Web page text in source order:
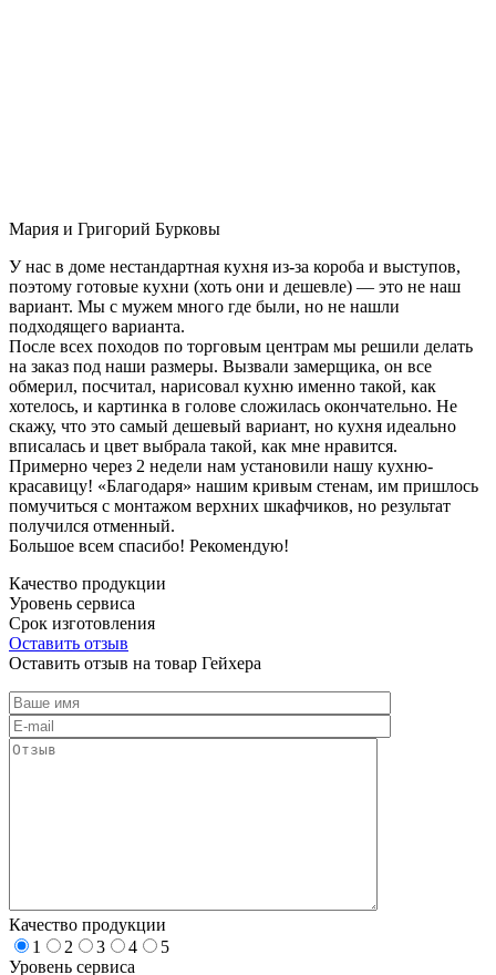
Мария и Григорий Бурковы
У нас в доме нестандартная кухня из-за короба и выступов,
поэтому готовые кухни (хоть они и дешевле) — это не наш
вариант. Мы с мужем много где были, но не нашли
подходящего варианта.
После всех походов по торговым центрам мы решили делать
на заказ под наши размеры. Вызвали замерщика, он все
обмерил, посчитал, нарисовал кухню именно такой, как
хотелось, и картинка в голове сложилась окончательно. Не
скажу, что это самый дешевый вариант, но кухня идеально
вписалась и цвет выбрала такой, как мне нравится.
Примерно через 2 недели нам установили нашу кухню-
красавицу! «Благодаря» нашим кривым стенам, им пришлось
помучиться с монтажом верхних шкафчиков, но результат
получился отменный.
Большое всем спасибо! Рекомендую!
Качество продукции
Уровень сервиса
Срок изготовления
Оставить отзыв
Оставить отзыв на товар Гейхера
Качество продукции
1
2 3 4
5
Уровень сервиса